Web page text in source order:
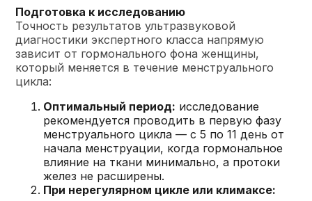
Подготовка к исследованию
Точность результатов ультразвуковой
диагностики экспертного класса напрямую
зависит от гормонального фона женщины,
который меняется в течение менструального
цикла:
Оптимальный период: исследование
рекомендуется проводить в первую фазу
менструального цикла — с 5 по 11 день от
начала менструации, когда гормональное
влияние на ткани минимально, а протоки
желез не расширены.
При нерегулярном цикле или климаксе: